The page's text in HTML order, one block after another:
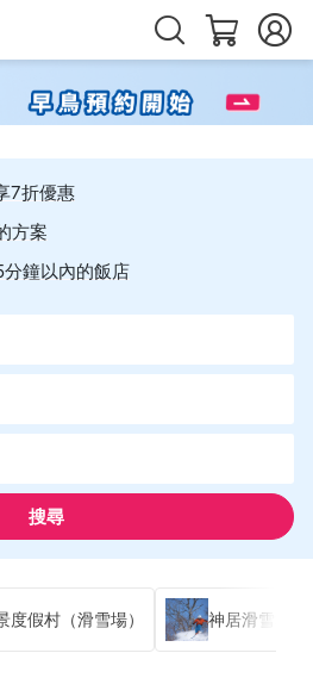
7折優惠
方案
鐘以內的飯店
搜尋
度假村（滑雪場） 神居滑雪場